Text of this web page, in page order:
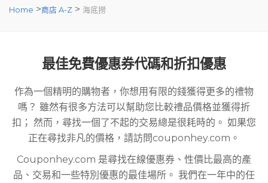
Home >商店 A-Z > 海底撈
最佳免費優惠券代碼和折扣優惠
作為一個精明的購物者，你想用有限的錢獲得更多的禮物
嗎？ 雖然有很多方法可以幫助您比較禮品價格並獲得折
扣； 然而，尋找一個了不起的交易總是很耗時的。 如果您
正在尋找非凡的價格，請訪問couponhey.com。
Couponhey.com 是尋找在線優惠券、性價比最高的產
品、交易和一些特別優惠的最佳場所。 我們在一年中的任